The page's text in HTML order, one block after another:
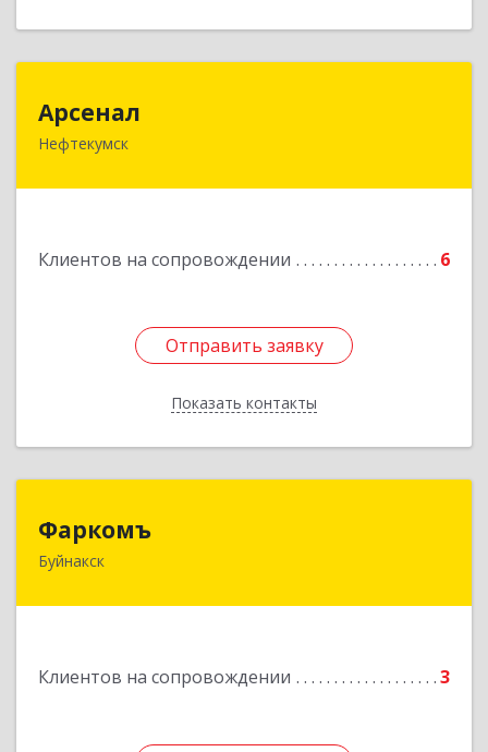
Арсенал
Нефтекумск
Клиентов на сопровождении 6
Отправить заявку
Показать контакты
Отправить заявку
Назад
Фаркомъ
Буйнакск
Клиентов на сопровождении 3